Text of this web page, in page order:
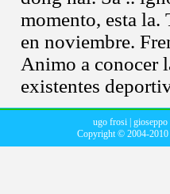
momento, esta
en noviembre.
Animo a conocer
existentes
ugo frosi gioseppo
Copyright © 2004-2010